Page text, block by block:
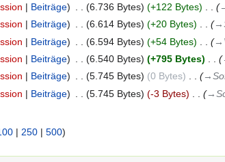
Beiträge 6.736 Bytes +122 Bytes
Beiträge 6.614 Bytes +20 Bytes
Beiträge 6.594 Bytes +54 Bytes
Beiträge 6.540 Bytes +795 Bytes
Beiträge 5.745 Bytes 0 Bytes
Beiträge 5.745 Bytes -3 Bytes
| 250 | 500)